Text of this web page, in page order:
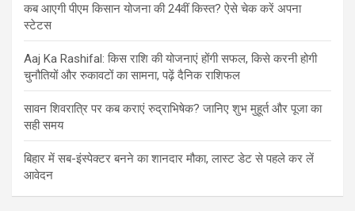
कब आएगी पीएम किसान योजना की 24वीं किस्त? ऐसे चेक करें अपना
स्टेटस
Aaj Ka Rashifal: किस राशि की योजनाएं होंगी सफल, किसे करनी होगी
चुनौतियों और रुकावटों का सामना, पढ़ें दैनिक राशिफल
सावन शिवरात्रि पर कब कराएं रुद्राभिषेक? जानिए शुभ मुहूर्त और पूजा का
सही समय
बिहार में सब-इंस्पेक्टर बनने का शानदार मौका, लास्ट डेट से पहले कर लें
आवेदन